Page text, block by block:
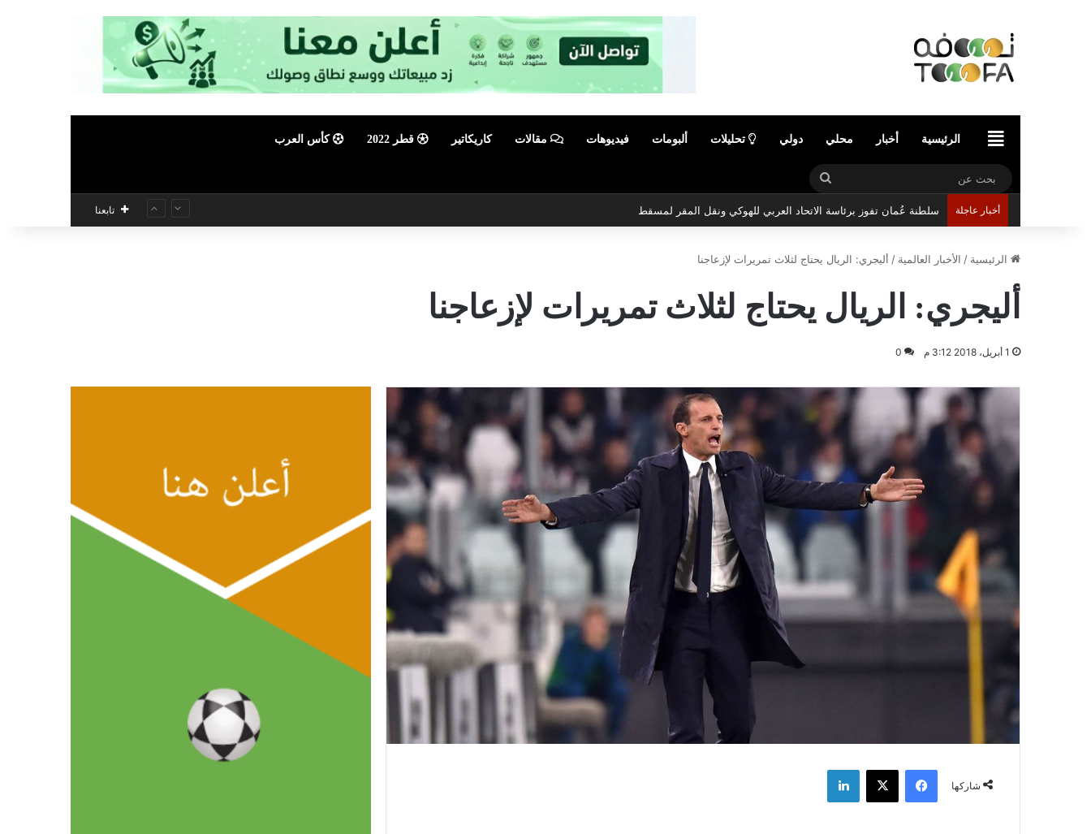
الرئيسيةالرئيسية أخبار محلي دولي تحليلات ألبومات فيديوهات مقالات كاريكاتير قطر 2022 كأس العرب
بحث
عن
أخبار عاجلة سلطنة عُمان تفوز برئاسة الاتحاد العربي للهوكي ونقل المقر لمسقط تابعنا
الرئيسية / الأخبار العالمية / أليجري: الريال يحتاج لثلاث تمريرات لإزعاجنا
أليجري: الريال يحتاج لثلاث تمريرات لإزعاجنا
1 أبريل، 2018 3:12 م 0
شاركها
فيسبوك ‫X لينكدإن